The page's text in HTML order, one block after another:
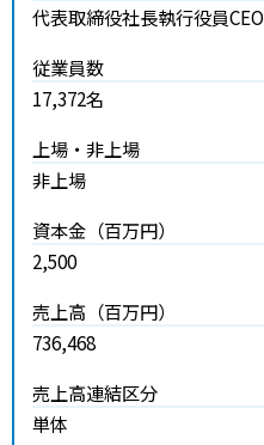
代表取締役社長執行役員CEO
従業員数
17,372名
上場・非上場
非上場
資本金（百万円）
2,500
売上高（百万円）
736,468
売上高連結区分
単体